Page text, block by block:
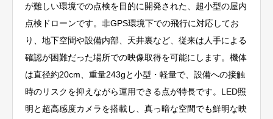
が難しい環境での点検を目的に開発された、超小型の屋内
点検ドローンです。非GPS環境下での飛行に対応してお
り、地下空間や設備内部、天井裏など、従来は人手による
確認が困難だった場所での映像取得を可能にします。機体
は直径約20cm、重量243gと小型・軽量で、設備への接触
時のリスクを抑えながら運用できる点が特長です。LED照
明と超高感度カメラを搭載し、真っ暗な空間でも鮮明な映